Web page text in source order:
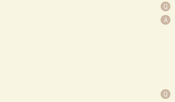
Q
A
Q